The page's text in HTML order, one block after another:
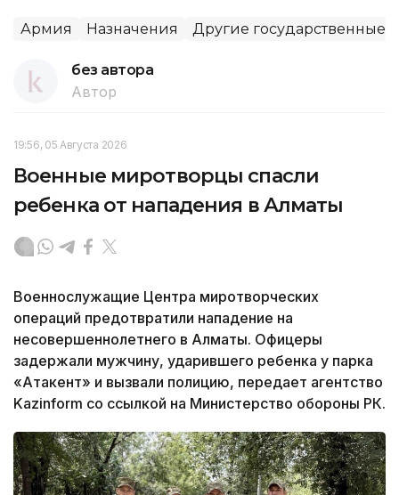
Армия Назначения Другие государственные
без автора
Автор
19:56, 05 Августа 2026
Военные миротворцы спасли
ребенка от нападения в Алматы
Военнослужащие Центра миротворческих
операций предотвратили нападение на
несовершеннолетнего в Алматы. Офицеры
задержали мужчину, ударившего ребенка у парка
«Атакент» и вызвали полицию, передает агентство
Kazinform со ссылкой на Министерство обороны РК.